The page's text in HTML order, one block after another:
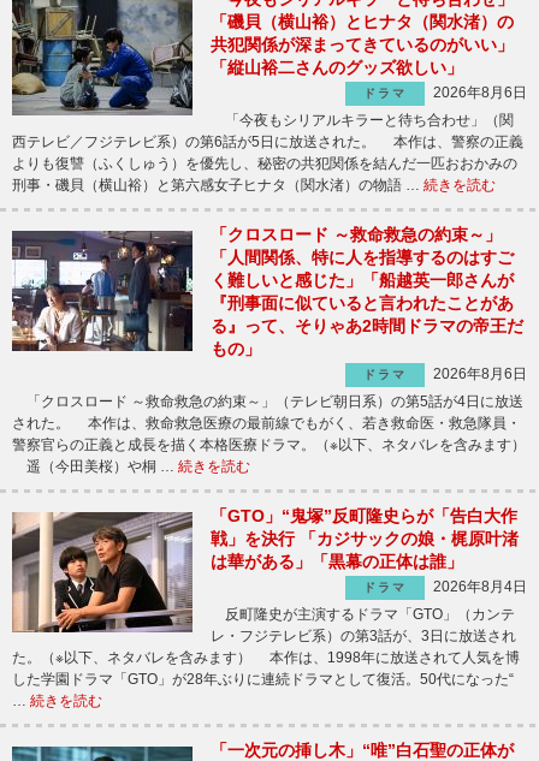
「磯貝（横山裕）とヒナタ（関水渚）の
共犯関係が深まってきているのがいい」
「縦山裕二さんのグッズ欲しい」
ドラマ
2026年8月6日
「今夜もシリアルキラーと待ち合わせ」（関
西テレビ／フジテレビ系）の第6話が5日に放送された。 本作は、警察の正義
よりも復讐（ふくしゅう）を優先し、秘密の共犯関係を結んだ一匹おおかみの
刑事・磯貝（横山裕）と第六感女子ヒナタ（関水渚）の物語 … 続きを読む
「クロスロード ～救命救急の約束～」
「人間関係、特に人を指導するのはすご
く難しいと感じた」「船越英一郎さんが
『刑事面に似ていると言われたことがあ
る』って、そりゃあ2時間ドラマの帝王だ
もの」
ドラマ
2026年8月6日
「クロスロード ～救命救急の約束～」（テレビ朝日系）の第5話が4日に放送
された。 本作は、救命救急医療の最前線でもがく、若き救命医・救急隊員・
警察官らの正義と成長を描く本格医療ドラマ。（※以下、ネタバレを含みます）
遥（今田美桜）や桐 … 続きを読む
「GTO」“鬼塚”反町隆史らが「告白大作
戦」を決行 「カジサックの娘・梶原叶渚
は華がある」「黒幕の正体は誰」
ドラマ
2026年8月4日
反町隆史が主演するドラマ「GTO」（カンテ
レ・フジテレビ系）の第3話が、3日に放送され
た。（※以下、ネタバレを含みます） 本作は、1998年に放送されて人気を博
した学園ドラマ「GTO」が28年ぶりに連続ドラマとして復活。50代になった“
続きを読む
「一次元の挿し木」“唯”白石聖の正体が